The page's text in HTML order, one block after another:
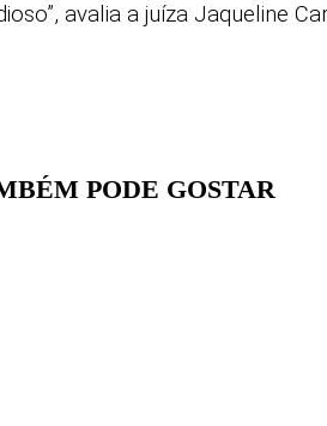
avalia a juíza Jaqueline
PODE GOSTAR